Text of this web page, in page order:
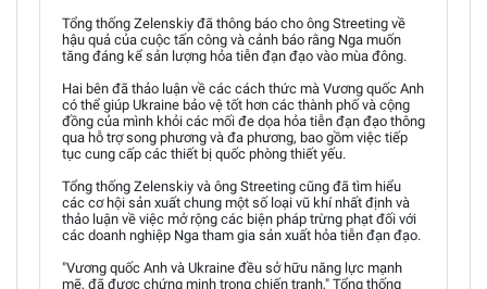
Tổng thống Zelenskiy đã thông báo cho ông Streeting về
hậu quả của cuộc tấn công và cảnh báo rằng Nga muốn
tăng đáng kể sản lượng hỏa tiễn đạn đạo vào mùa đông.
Hai bên đã thảo luận về các cách thức mà Vương quốc Anh
có thể giúp Ukraine bảo vệ tốt hơn các thành phố và cộng
đồng của mình khỏi các mối đe dọa hỏa tiễn đạn đạo thông
qua hỗ trợ song phương và đa phương, bao gồm việc tiếp
tục cung cấp các thiết bị quốc phòng thiết yếu.
Tổng thống Zelenskiy và ông Streeting cũng đã tìm hiểu
các cơ hội sản xuất chung một số loại vũ khí nhất định và
thảo luận về việc mở rộng các biện pháp trừng phạt đối với
các doanh nghiệp Nga tham gia sản xuất hỏa tiễn đạn đạo.
"Vương quốc Anh và Ukraine đều sở hữu năng lực mạnh
mẽ, đã được chứng minh trong chiến tranh," Tổng thống